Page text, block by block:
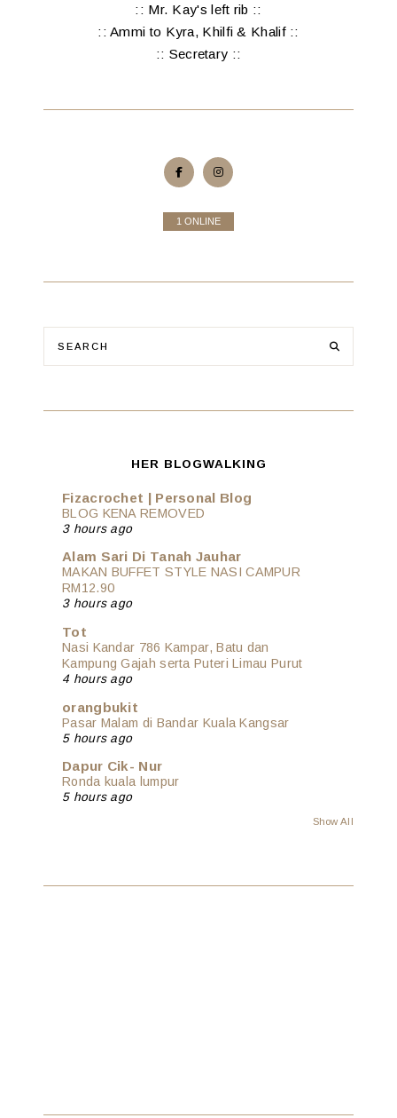
:: Mr. Kay's left rib ::
:: Ammi to Kyra, Khilfi & Khalif ::
:: Secretary ::
1 ONLINE
HER BLOGWALKING
Fizacrochet | Personal Blog
BLOG KENA REMOVED
3 hours ago
Alam Sari Di Tanah Jauhar
MAKAN BUFFET STYLE NASI CAMPUR
RM12.90
3 hours ago
Tot
Nasi Kandar 786 Kampar, Batu dan
Kampung Gajah serta Puteri Limau Purut
4 hours ago
orangbukit
Pasar Malam di Bandar Kuala Kangsar
5 hours ago
Dapur Cik- Nur
Ronda kuala lumpur
5 hours ago
Show All